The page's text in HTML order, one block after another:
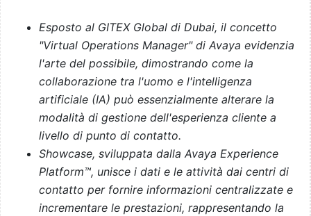
Esposto al GITEX Global di Dubai, il concetto
"Virtual Operations Manager" di Avaya evidenzia
l'arte del possibile, dimostrando come la
collaborazione tra l'uomo e l'intelligenza
artificiale (IA) può essenzialmente alterare la
modalità di gestione dell'esperienza cliente a
livello di punto di contatto.
Showcase, sviluppata dalla Avaya Experience
Platform™, unisce i dati e le attività dai centri di
contatto per fornire informazioni centralizzate e
incrementare le prestazioni, rappresentando la